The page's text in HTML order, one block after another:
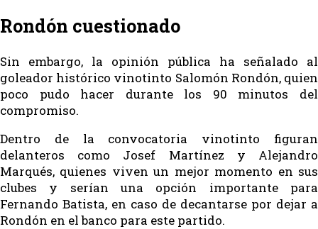
Rondón cuestionado
Sin embargo, la opinión pública ha señalado al
goleador histórico vinotinto Salomón Rondón, quien
poco pudo hacer durante los 90 minutos del
compromiso.
Dentro de la convocatoria vinotinto figuran
delanteros como Josef Martínez y Alejandro
Marqués, quienes viven un mejor momento en sus
clubes y serían una opción importante para
Fernando Batista, en caso de decantarse por dejar a
Rondón en el banco para este partido.